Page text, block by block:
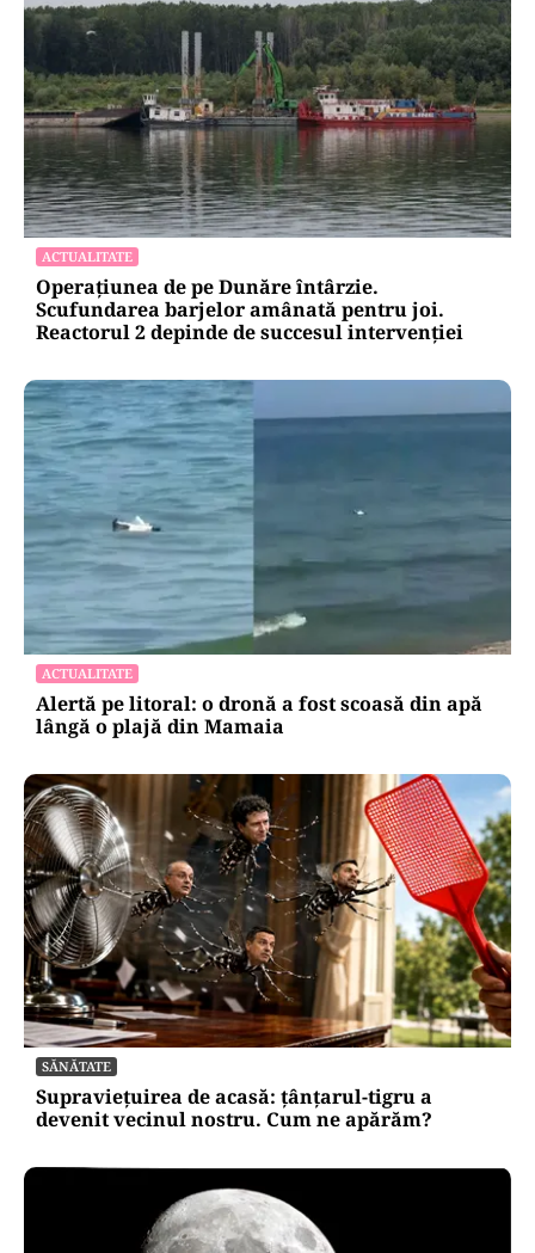
ACTUALITATE
Operațiunea de pe Dunăre întârzie.
Scufundarea barjelor amânată pentru joi.
Reactorul 2 depinde de succesul intervenției
ACTUALITATE
Alertă pe litoral: o dronă a fost scoasă din apă
lângă o plajă din Mamaia
SĂNĂTATE
Supraviețuirea de acasă: țânțarul-tigru a
devenit vecinul nostru. Cum ne apărăm?